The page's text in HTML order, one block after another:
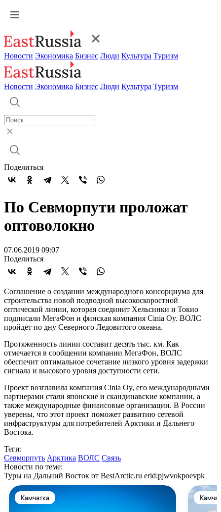
Новости Экономика Бизнес Люди Культура Туризм
Новости Экономика Бизнес Люди Культура Туризм
Поделиться
По Севморпути проложат
оптоволокно
07.06.2019 09:07
Поделиться
Соглашение о создании международного консорциума для
строительства новой подводной высокоскоростной
оптической линии, которая соединит Хельсинки и Токио
подписали МегаФон и финская компания Cinia Oy. ВОЛС
пройдет по дну Северного Ледовитого океана.
Протяженность линии составит десять тыс. км. Как
отмечается в сообщении компании МегаФон, ВОЛС
обеспечит оптимальное сочетание низкого уровня задержки
сигнала и высокого уровня доступности сети.
Проект возглавила компания Cinia Oy, его международными
партнерами стали японские и скандинавские компании, а
также международные финансовые организации. В России
уверены, что этот проект поможет развитию сетевой
инфраструктуры для потребителей Арктики и Дальнего
Востока.
Теги:
Севморпуть Арктика ВОЛС Связь
Новости по теме:
Туры на Дальний Восток от BestArctic.ru erid:pjwvokpoevpk